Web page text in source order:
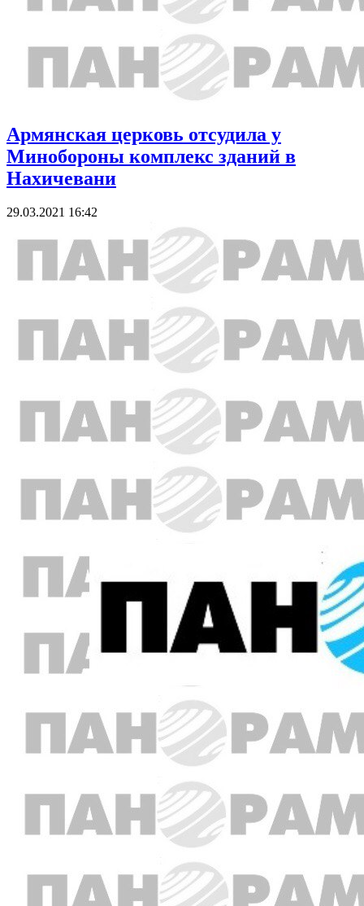
Армянская церковь отсудила у
Минобороны комплекс зданий в
Нахичевани
29.03.2021 16:42